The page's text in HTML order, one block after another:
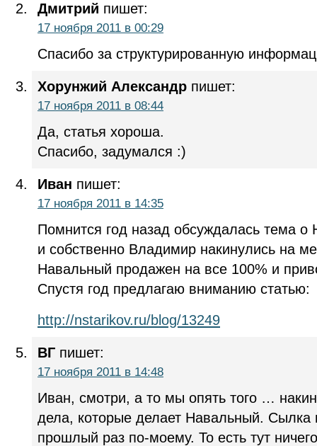
Дмитрий пишет:
17 ноября 2011 в 00:29
Спасибо за структурированную
Хорунжий Александр пишет:
17 ноября 2011 в 08:44
Да, статья хороша.
Спасибо, задумался :)
Иван пишет:
17 ноября 2011 в 14:35
Помнится год назад обсуждалась тема
и собственно Владимир накинулись на
Навальный продажен на все 100% и
Спустя год предлагаю вниманию статью:
http://nstarikov.ru/blog/13249
ВГ пишет:
17 ноября 2011 в 14:48
Иван, смотри, а то мы опять того …
дела, которые делает Навальный. Сылка
прошлый раз по-моему. То есть тут